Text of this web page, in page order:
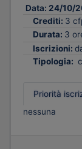
Data: 24/10/
Crediti: 3
Durata: 3
Iscrizioni:
Tipologia:
Priorità
nessuna